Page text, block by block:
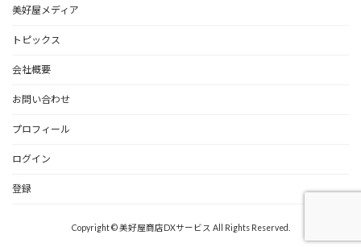
美好屋メディア
トピックス
会社概要
お問い合わせ
プロフィール
ログイン
登録
Copyright © 美好屋商店DXサービス All Rights Reserved.